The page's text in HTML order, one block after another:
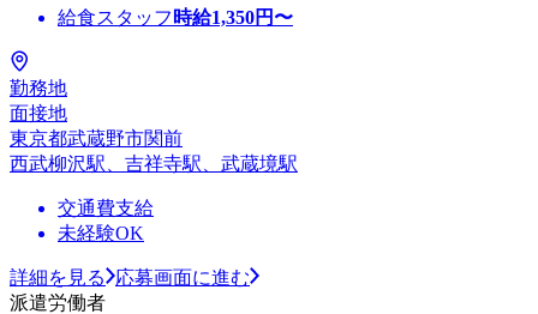
給食スタッフ 時給1,350円〜
勤務地
面接地
東京都武蔵野市関前
西武柳沢駅、吉祥寺駅、武蔵境駅
交通費支給
未経験OK
詳細を見る
応募画面に進む
派遣労働者